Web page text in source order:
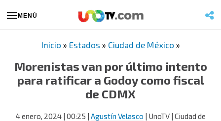
MENÚ
Inicio » Estados » Ciudad de México »
Morenistas van por último intento
para ratificar a Godoy como fiscal
de CDMX
4 enero, 2024| 00:25 | Agustín Velasco | UnoTV | Ciudad de